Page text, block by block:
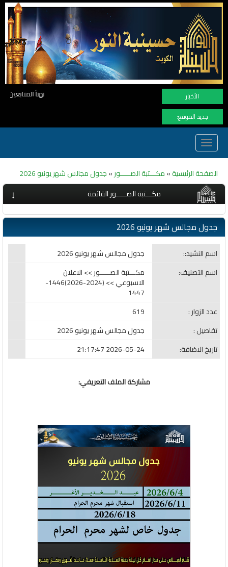
الأخبار نهنأ المتابعين لموفع النور بوصول المشاهدات الى الرقم القياسي 11
جديد الموقع:
Toggle
navigation
الصفحة الرئيسية»مكـــتبة الصـــــور»جدول مجالس شهر يونيو 2026
↓ مكـــتبة الصـــــور القائمة
جدول مجالس شهر يونيو 2026
اسم النشيد::
جدول مجالس شهر يونيو 2026
اسم التصنيف:
مكـــتبة الصـــــور >> الاعلان
الاسبوعي >> (2024-2026)1446-
1447
عدد الزوار :
619
تفاصيل :
جدول مجالس شهر يونيو 2026
تاريخ الاضافة:
2026-05-24 21:17:47
مشاركة الملف التعريفي: